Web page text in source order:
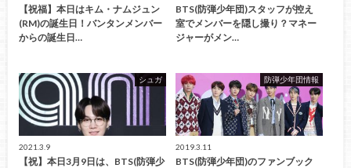
【祝福】本日はキム・ナムジュン
(RM)の誕生日！バンタンメンバー
からの誕生日…
BTS(防弾少年団)スタッフが控え
室でメンバーを隠し撮り？マネー
ジャーがメン…
シュガ
2021.3.9
【祝】本日3月9日は、BTS(防弾少
防弾少年団情報
2019.3.11
BTS(防弾少年団)のファンブック